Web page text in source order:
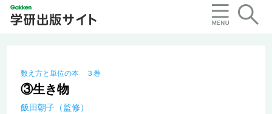
数え方と単位の本 ３巻
③生き物
飯田朝子（監修）